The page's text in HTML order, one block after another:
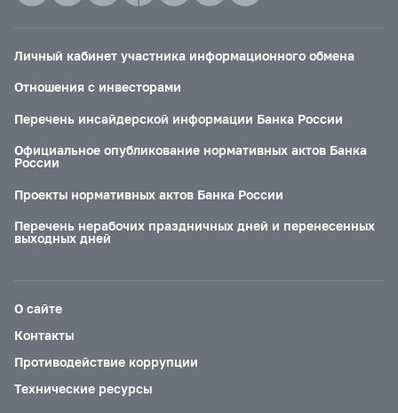
Личный кабинет участника информационного обмена
Отношения с инвесторами
Перечень инсайдерской информации Банка России
Официальное опубликование нормативных актов Банка
России
Проекты нормативных актов Банка России
Перечень нерабочих праздничных дней и перенесенных
выходных дней
О сайте
Контакты
Противодействие коррупции
Технические ресурсы